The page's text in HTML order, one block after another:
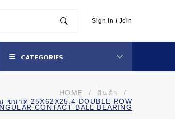
Sign In / Join
CATEGORIES
HOME / สินค้า
/
ขนาด 25X62X25.4 DOUBLE ROW
CONTACT BALL BEARING